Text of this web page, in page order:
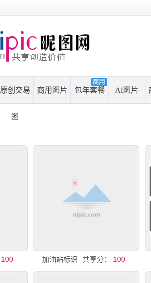
原创交易
图
商用图片 包年套餐 AI图片
100 加油站标识 共享分： 100